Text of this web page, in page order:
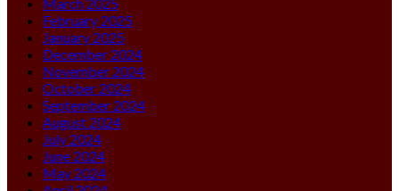
February 2025
January 2025
December 2024
November 2024
October 2024
September 2024
August 2024
July 2024
June 2024
May 2024